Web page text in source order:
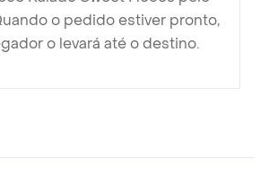
o pedido estiver pronto,
o levará até o destino.